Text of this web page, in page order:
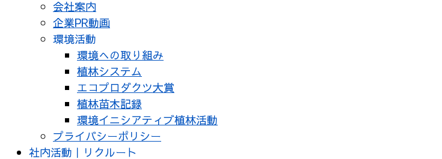
会社案内
企業PR動画
環境活動
環境への取り組み
植林システム
エコプロダクツ大賞
植林苗木記録
環境イニシアティブ植林活動
プライバシーポリシー
社内活動｜リクルート